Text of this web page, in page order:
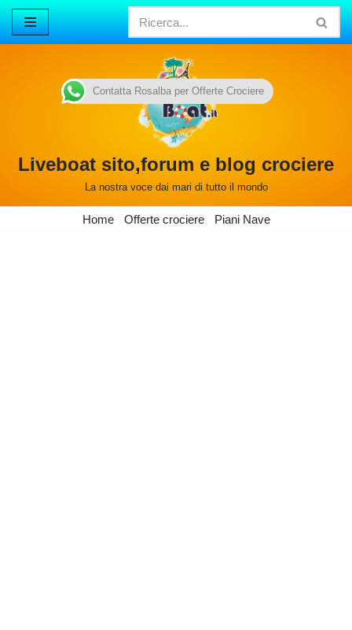
Vai
Liveboat sito,forum e blog crociere
La nostra voce dai mari di tutto il mondo
Home Offerte crociere Piani Nave
Contatta Rosalba per Offerte Crociere